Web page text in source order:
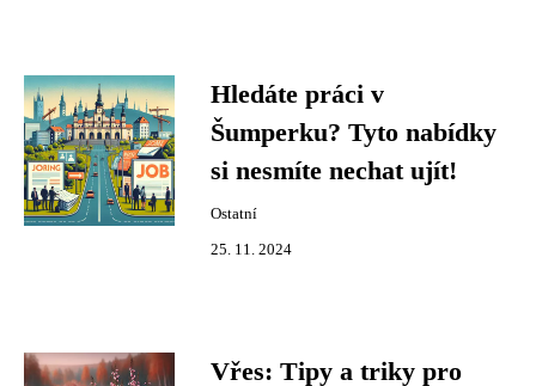
Hledáte práci v
Šumperku? Tyto nabídky
si nesmíte nechat ujít!
Ostatní
25. 11. 2024
Vřes: Tipy a triky pro